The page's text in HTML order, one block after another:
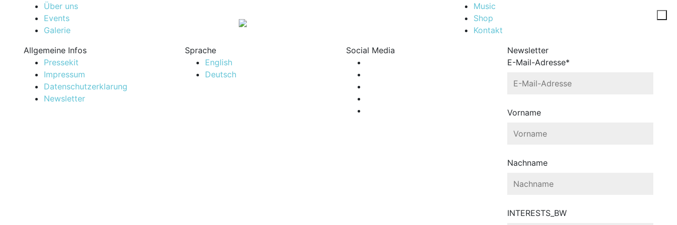
Über uns
Events
Galerie
Music
Shop
Kontakt
Allgemeine Infos
Pressekit
Impressum
Datenschutzerklarung
Newsletter
Sprache
English
Deutsch
Social Media
Newsletter
E-Mail-Adresse*
Vorname
Nachname
INTERESTS_BW